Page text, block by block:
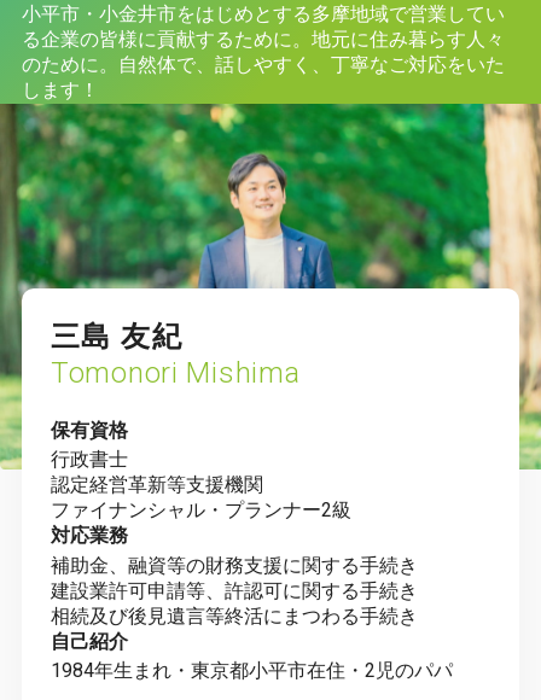
小平市・小金井市をはじめとする多摩地域で営業してい
る企業の皆様に貢献するために。地元に住み暮らす人々
のために。自然体で、話しやすく、丁寧なご対応をいた
します！
三島 友紀
Tomonori Mishima
保有資格
行政書士
認定経営革新等支援機関
ファイナンシャル・プランナー2級
対応業務
補助金、融資等の財務支援に関する手続き
建設業許可申請等、許認可に関する手続き
相続及び後見遺言等終活にまつわる手続き
自己紹介
1984年生まれ・東京都小平市在住・2児のパパ